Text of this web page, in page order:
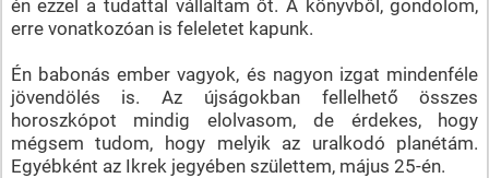
én ezzel a tudattal vállaltam őt. A könyvből, gondolom,
erre vonatkozóan is feleletet kapunk.
Én babonás ember vagyok, és nagyon izgat mindenféle
jövendölés is. Az újságokban fellelhető összes
horoszkópot mindig elolvasom, de érdekes, hogy
mégsem tudom, hogy melyik az uralkodó planétám.
Egyébként az Ikrek jegyében születtem, május 25-én.